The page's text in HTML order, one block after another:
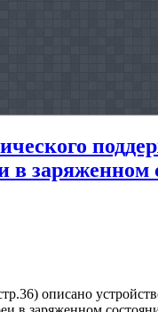
в заряженном
описано